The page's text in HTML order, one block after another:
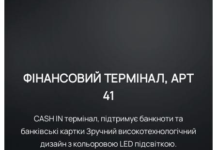
ФІНАНСОВИЙ ТЕРМІНАЛ,АРТ
41
CASH IN термінал, підтримує банкноти та
банківські картки Зручний високотехнологічний
дизайн з кольоровою LED підсвіткою.